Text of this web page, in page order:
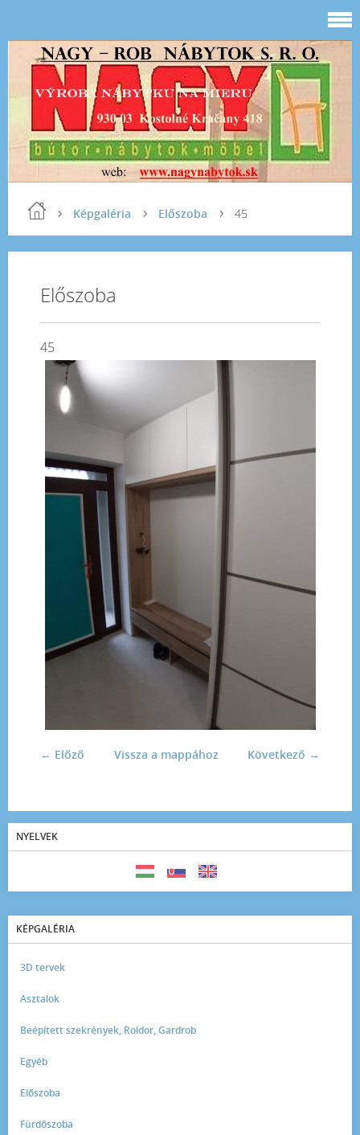
Képgaléria Előszoba 45
Előszoba
45
← Előző Következő →
Vissza a mappához
NYELVEK
KÉPGALÉRIA
3D tervek
Asztalok
Beépített szekrények, Roldor, Gardrob
Egyéb
Előszoba
Fürdőszoba